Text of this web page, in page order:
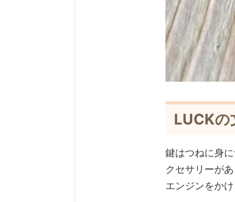
LUCKの
鍵はつねに身
クセサリーが
エンジンをかけ